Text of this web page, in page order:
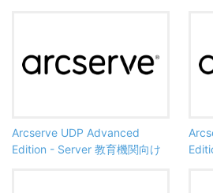
Arcserve UDP Advanced
Edition - Server 教育機関向け